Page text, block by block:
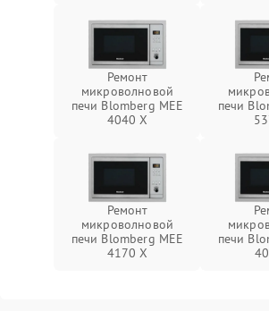
Ремонт
микроволновой
печи Blomberg MEE
4040 X
печи
Ремонт
микроволновой
печи Blomberg MEE
4170 X
печи